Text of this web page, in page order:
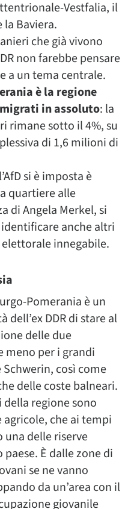
Vestfalia, il
Baviera.
che già vivono
non farebbe pensare
a un tema centrale.
è la regione
in assoluto: la
rimane sotto il 4%, su
di 1,6 milioni di
si è imposta è
quartiere alle
di Angela Merkel, si
anche altri
innegabile.
Pomerania è un
DDR di stare al
delle due
meno per i grandi
così come
delle coste balneari.
della regione sono
che ai tempi
una delle riserve
È dalle zone di
se ne vanno
da un’area con il
giovanile